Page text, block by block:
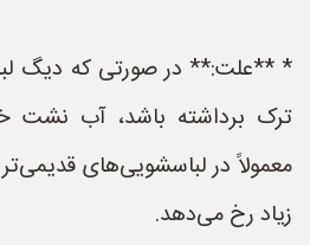
* **علت:** در صورتی که دیگ
ترک برداشته باشد، آب نشت
معمولاً در لباسشویی‌های قدیمی‌تر
زیاد رخ می‌دهد.